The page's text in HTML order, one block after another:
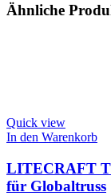
Ähnliche
Quick view
In den Warenkorb
LITECRAFT
für Globaltruss